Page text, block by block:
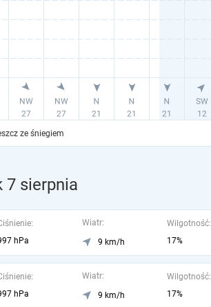
ze śniegiem
7 sierpnia
hPa
Wiatr:
9 km/h
Wilgotność:
17%
hPa
Wiatr:
9 km/h
Wilgotność:
17%